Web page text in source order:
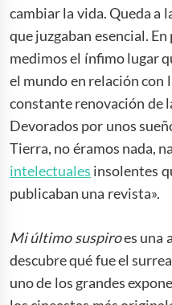
cambiar la vida. Queda a
que juzgaban esencial.
medimos el ínfimo lugar
el mundo en relación con
constante renovación de
Devorados por unos
Tierra, no éramos nada,
intelectuales insolentes
publicaban una revista».
Mi último suspiroes una
descubre qué fue el
uno de los grandes